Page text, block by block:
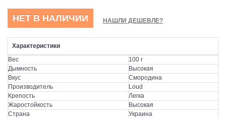
НЕТ В НАЛИЧИИ НАШЛИ ДЕШЕВЛЕ?
Характеристики
Вес
100 г
Дымность
Высокая
Вкус
Смородина
Производитель
Loud
Крепость
Легка
Жаростойкость
Высокая
Страна
Украина